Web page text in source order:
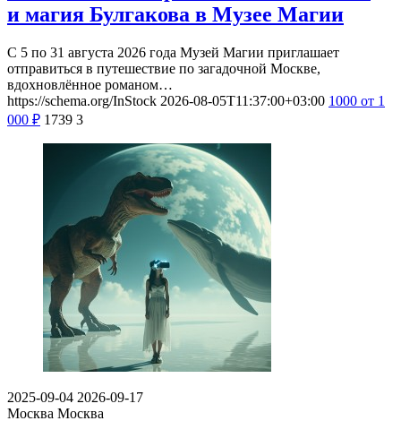
и магия Булгакова в Музее Магии
С 5 по 31 августа 2026 года Музей Магии приглашает
отправиться в путешествие по загадочной Москве,
вдохновлённое романом…
https://schema.org/InStock 2026-08-05T11:37:00+03:00 1000 от 1
000 ₽ 1739 3
2025-09-04 2026-09-17
Москва Москва